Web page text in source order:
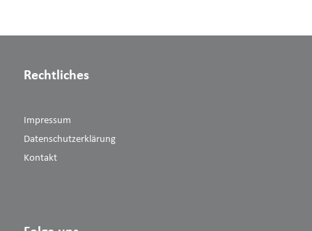
Rechtliches
Impressum
Datenschutzerklärung
Kontakt